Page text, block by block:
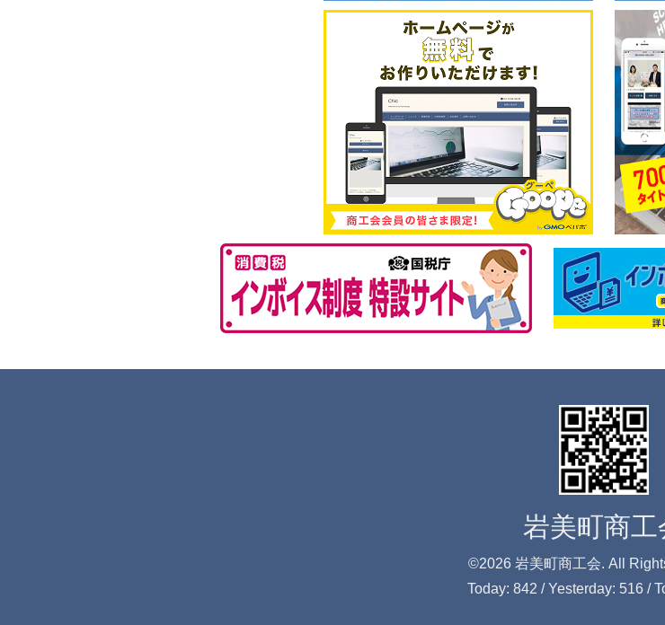
岩美町商工
©2026 岩美町商工会. All
Today: 842 / Yesterday: 516 /